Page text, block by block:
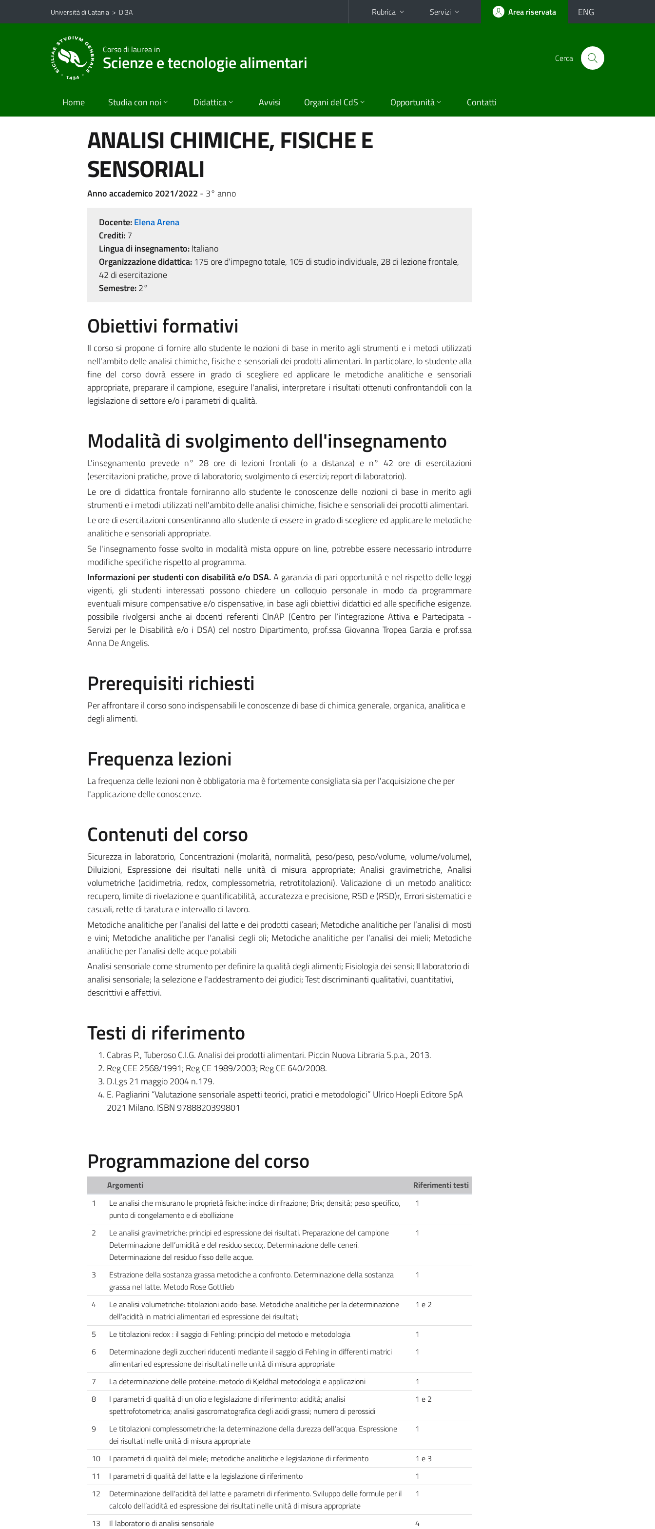
Vai al contenuto principale
Vai al menu di navigazione
Università di Catania > Di3A Rubrica Servizi Area riservata ENG
Corso di laurea in
Scienze e tecnologie alimentari Cerca
Home Studia con noi Didattica Avvisi Organi del CdS Opportunità Contatti
ANALISI CHIMICHE, FISICHE E
SENSORIALI
Anno accademico 2021/2022 - 3° anno
Docente:Elena Arena
Crediti:7
Lingua di insegnamento:Italiano
Organizzazione didattica:175 ore d'impegno totale, 105 di studio individuale, 28 di lezione frontale,
42 di esercitazione
Semestre:2°
Obiettivi formativi
Il corso si propone di fornire allo studente le nozioni di base in merito agli strumenti e i metodi utilizzati
nell'ambito delle analisi chimiche, fisiche e sensoriali dei prodotti alimentari. In particolare, lo studente alla
fine del corso dovrà essere in grado di scegliere ed applicare le metodiche analitiche e sensoriali
appropriate, preparare il campione, eseguire l'analisi, interpretare i risultati ottenuti confrontandoli con la
legislazione di settore e/o i parametri di qualità.
Modalità di svolgimento dell'insegnamento
L'insegnamento prevede n° 28 ore di lezioni frontali (o a distanza) e n° 42 ore di esercitazioni
(esercitazioni pratiche, prove di laboratorio; svolgimento di esercizi; report di laboratorio).
Le ore di didattica frontale forniranno allo studente le conoscenze delle nozioni di base in merito agli
strumenti e i metodi utilizzati nell'ambito delle analisi chimiche, fisiche e sensoriali dei prodotti alimentari.
Le ore di esercitazioni consentiranno allo studente di essere in grado di scegliere ed applicare le metodiche
analitiche e sensoriali appropriate.
Se l'insegnamento fosse svolto in modalità mista oppure on line, potrebbe essere necessario introdurre
modifiche specifiche rispetto al programma.
Informazioni per studenti con disabilità e/o DSA.A garanzia di pari opportunità e nel rispetto delle leggi
vigenti, gli studenti interessati possono chiedere un colloquio personale in modo da programmare
eventuali misure compensative e/o dispensative, in base agli obiettivi didattici ed alle specifiche esigenze.
possibile rivolgersi anche ai docenti referenti CInAP (Centro per l’integrazione Attiva e Partecipata -
Servizi per le Disabilità e/o i DSA) del nostro Dipartimento, prof.ssa Giovanna Tropea Garzia e prof.ssa
Anna De Angelis.
Prerequisiti richiesti
Per affrontare il corso sono indispensabili le conoscenze di base di chimica generale, organica, analitica e
degli alimenti.
Frequenza lezioni
La frequenza delle lezioni non è obbligatoria ma è fortemente consigliata sia per l'acquisizione che per
l'applicazione delle conoscenze.
Contenuti del corso
Sicurezza in laboratorio, Concentrazioni (molarità, normalità, peso/peso, peso/volume, volume/volume),
Diluizioni, Espressione dei risultati nelle unità di misura appropriate; Analisi gravimetriche, Analisi
volumetriche (acidimetria, redox, complessometria, retrotitolazioni). Validazione di un metodo analitico:
recupero, limite di rivelazione e quantificabilità, accuratezza e precisione, RSD e (RSD)r, Errori sistematici e
casuali, rette di taratura e intervallo di lavoro.
Metodiche analitiche per l’analisi del latte e dei prodotti caseari; Metodiche analitiche per l’analisi di mosti
e vini; Metodiche analitiche per l’analisi degli oli; Metodiche analitiche per l’analisi dei mieli; Metodiche
analitiche per l’analisi delle acque potabili
Analisi sensoriale come strumento per definire la qualità degli alimenti; Fisiologia dei sensi; Il laboratorio di
analisi sensoriale; la selezione e l'addestramento dei giudici; Test discriminanti qualitativi, quantitativi,
descrittivi e affettivi.
Testi di riferimento
Cabras P., Tuberoso C.I.G. Analisi dei prodotti alimentari. Piccin Nuova Libraria S.p.a., 2013.
Reg CEE 2568/1991; Reg CE 1989/2003; Reg CE 640/2008.
D.Lgs 21 maggio 2004 n.179.
E. Pagliarini “Valutazione sensoriale aspetti teorici, pratici e metodologici” Ulrico Hoepli Editore SpA
2021 Milano. ISBN 9788820399801
Programmazione del corso
Argomenti
Riferimenti testi
1
Le analisi che misurano le proprietà fisiche: indice di rifrazione; Brix; densità; peso specifico,
punto di congelamento e di ebollizione
1
2
Le analisi gravimetriche: principi ed espressione dei risultati. Preparazione del campione
Determinazione dell’umidità e del residuo secco;. Determinazione delle ceneri.
Determinazione del residuo fisso delle acque.
1
3
Estrazione della sostanza grassa metodiche a confronto. Determinazione della sostanza
grassa nel latte. Metodo Rose Gottlieb
1
4
Le analisi volumetriche: titolazioni acido-base. Metodiche analitiche per la determinazione
dell'acidità in matrici alimentari ed espressione dei risultati;
1 e 2
5 Le titolazioni redox : il saggio di Fehling: principio del metodo e metodologia
1
6
Determinazione degli zuccheri riducenti mediante il saggio di Fehling in differenti matrici
alimentari ed espressione dei risultati nelle unità di misura appropriate
1
7 La determinazione delle proteine: metodo di Kjeldhal metodologia e applicazioni
1
8
I parametri di qualità di un olio e legislazione di riferimento: acidità; analisi
spettrofotometrica; analisi gascromatografica degli acidi grassi; numero di perossidi
1 e 2
9
Le titolazioni complessometriche: la determinazione della durezza dell’acqua. Espressione
dei risultati nelle unità di misura appropriate
1
10 I parametri di qualità del miele; metodiche analitiche e legislazione di riferimento
1 e 3
11
I parametri di qualità del latte e la legislazione di riferimento
1
12
Determinazione dell'acidità del latte e parametri di riferimento. Sviluppo delle formule per il
calcolo dell’acidità ed espressione dei risultati nelle unità di misura appropriate
1
13 Il laboratorio di analisi sensoriale
4